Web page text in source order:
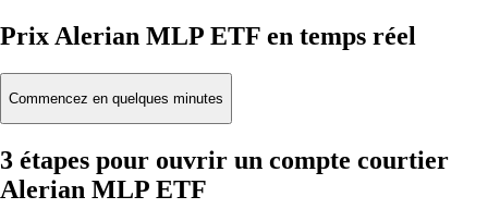
Prix Alerian MLP ETF en temps réel
Commencez en quelques minutes
3 étapes pour ouvrir un compte courtier
Alerian MLP ETF